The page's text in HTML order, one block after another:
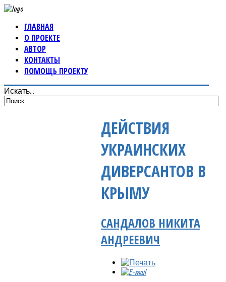
ГЛАВНАЯ
О ПРОЕКТЕ
АВТОР
КОНТАКТЫ
ПОМОЩЬ ПРОЕКТУ
Искать...
ДЕЙСТВИЯ
УКРАИНСКИХ
ДИВЕРСАНТОВ В
КРЫМУ
САНДАЛОВ НИКИТА
АНДРЕЕВИЧ